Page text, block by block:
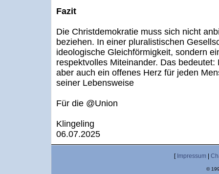
Fazit
Die Christdemokratie muss sich nicht
beziehen. In einer pluralistischen
ideologische Gleichförmigkeit, sondern
respektvolles Miteinander. Das
aber auch ein offenes Herz für jeden
seiner Lebensweise
Für die @Union
Klingeling
06.07.2025
[ Impressum
©